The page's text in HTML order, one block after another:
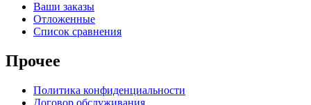
Ваши заказы
Отложенные
Список сравнения
Прочее
Политика конфиденциальности